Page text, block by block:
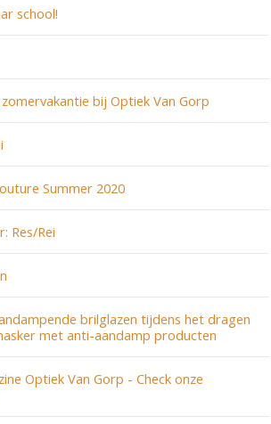
school!
bij Optiek Van Gorp
Summer 2020
Res/Rei
brilglazen tijdens het dragen
met anti-aandamp producten
Optiek Van Gorp - Check onze